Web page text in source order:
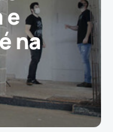
e
na